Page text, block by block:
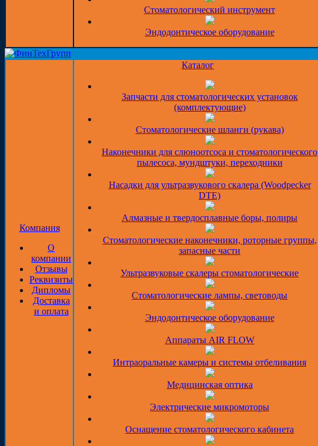
Стоматологический инструмент
Эндодонтическое оборудование
Компания
О
компании
Отзывы
Реквизиты
Дипломы
Доставка
и оплата
Каталог
Запчасти для стоматологических установок
(комплектующие)
Стоматологические шланги (рукава)
Наконечники для слюноотсоса и стоматологического
пылесоса, мундштуки, переходники
Насадки для ультразвукового скалера (Woodpecker
DTE)
Алмазные и твердосплавные боры, полиры
Стоматологические наконечники, роторные группы,
запасные части
Ультразвуковые скалеры стоматологические
Стоматологические лампы, световоды
Эндодонтическое оборудование
Аппараты AIR FLOW
Интраоральные камеры и системы отбеливания
Медицинская оптика
Электрические микромоторы
Оснащение стоматологического кабинета